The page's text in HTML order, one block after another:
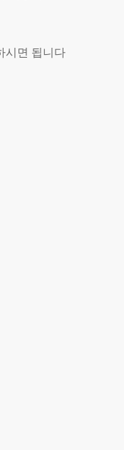
시면 됩니다